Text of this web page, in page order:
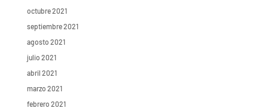
octubre 2021
septiembre 2021
agosto 2021
julio 2021
abril 2021
marzo 2021
febrero 2021